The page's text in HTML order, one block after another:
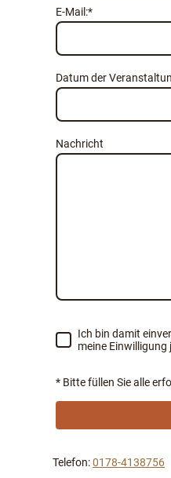
E-Mail:*
Datum der
Nachricht
Ich bin damit
meine
* Bitte füllen Sie alle
Telefon:0178-4138756